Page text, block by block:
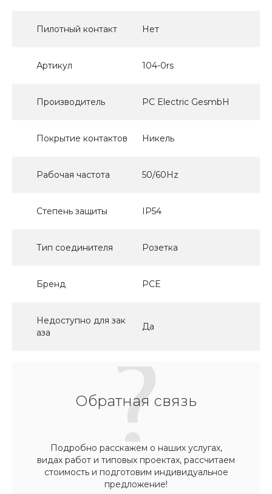
Пилотный контакт Нет
Артикул 104-0rs
Производитель PC Electric GesmbH
Покрытие контактов Никель
Рабочая частота 50/60Hz
Степень защиты IP54
Тип соединителя Розетка
Бренд PCE
Недоступно для зак
аза
Да
Обратная связь
Подробно расскажем о наших услугах,
видах работ и типовых проектах, рассчитаем
стоимость и подготовим индивидуальное
предложение!